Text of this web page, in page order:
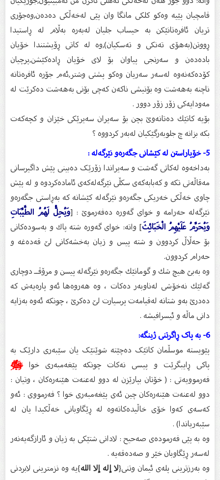
قامچیان پێیە وەكو كلكی مانگا وان پێی لەخەڵكی دەدەن,وەجۆری
تریان ئافرەتانێكن بە حیساب جلیان لەبەرە بەڵام لە ڕاستیدا
ڕووتن(بەهۆی تەنكی و تەسكیان),وە لە كاتی ڕۆیشتندا خۆیان
بادەدەن و سەرنجی پیاوان بۆ لای خۆیان ڕادەكێشن,پرچیان
كۆدەكەنەوە لەسەر سەریان وەكو پشتی وشتر,ئەم جۆرە ئافرەتانە
ناچنە بەهەشت وە بۆنیشی ناكەن كەچی بۆنی بەهەشت دەكرێت لە
مەودایەكی زۆر زۆر دوور .
بۆیە كاتێك دەتانەوێ بچن بۆ سەیران سەیرێكی خێزان و كچەكەت
بكە بزانە چ جلوبەرگێكیان لەبەر كردووە ؟
بەداخەوە لەکاتى گەشت و سەیراندا زۆرێک دەبینى پێش داگیرسانى
مەقاڵەتى تکە و کەبابەکەى سکڵى نێرگەلەکەى ئامادەکردوە و لە پێش
چاوى خەڵکى خەریکى جگەرەو نێرگەلە کێشانە کە بەڕاستى جگەرەو
نێرگەلە حەرامە و خواى گەورە دەفەرموێ : [ وَيُحِلُّ لَهُمُ الطَّيِّبَاتِ
وَيُحَرِّمُ عَلَيْهِمُ الْخَبَائِثَ] واتە: خوای گەورە شتە پاك و بەسودەكانی
بۆ حەڵاڵ كردوون و شتە پیس و زیان بەخشەكانی لێ قەدەغە و
حەرام كردوون.
وە بەبێ هیچ شك و گومانێك جگەرەو نێرگەلە پیسن و مرۆڤــ دوچاری
گەلێك نەخۆشی لەناوبەر دەكات ، وە هەروەها ئەو پارەیەش كە
دەدرێ بەو شتانە لەقیامەت پرسیارت لێ دەكرێ ، چونکە ئەوە بەزایە
دانى ماڵە و ئیسرافیشە .
پێویستە موسڵمان کاتێک دەچێتە شوێنێک یان سێبەرى دارێک بە
پاکى ڕایبگرێت و پیسى نەکات چونکە پێغەمبەرى خواﷺ
فەرموویەتى : ( خۆتان بپارێزن لە دوو لەعنەت هێنەرەكان ، وتیان :
دوو لەعنەت هێنەرەكان چین ئەی پێغەمبەری خوا ؟ فەرمووی : ئەو
كەسەی كەوا خۆی خاڵیدەكاتەوە لە ڕێگاوبانی خەڵكیدا یان لە
سێبەریاندا) .
وە بە پێى فەرمودەى صەحیح : لادانی شتێكی بە زیان و ئارازگەیەنەر
لەسەر ڕێگاوبان خێر و صەدەقەیە .
وە بەرزترینی پلەی ئیمان وتنی{لا إله إلا الله}یە وە نزمترینی لابردنی